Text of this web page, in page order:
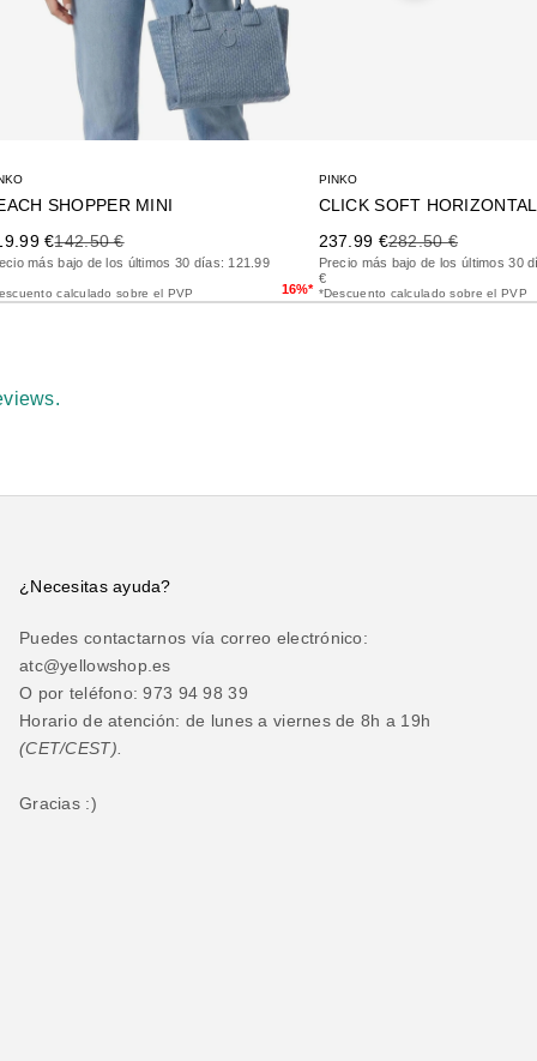
SHOPPER MINI
de oferta
€Precio anterior
142.50 €
más bajo de los últimos 30 días: 121.99
calculado sobre el PVP 16%*
PINKO
CLICK SOFT HORIZONTAL
Precio de oferta
237.99 €Precio anterior
282.50 €
Precio más bajo de los últimos 30
€
*Descuento calculado sobre el PVP
¿Necesitas ayuda?
Puedes contactarnos vía correo electrónico:
atc@yellowshop.es
O por teléfono: 973 94 98 39
Horario de atención: de lunes a viernes de 8h a 19h
(CET/CEST).
Gracias :)